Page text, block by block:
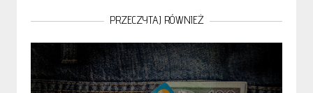
PRZECZYTAJ RÓWNIEŻ